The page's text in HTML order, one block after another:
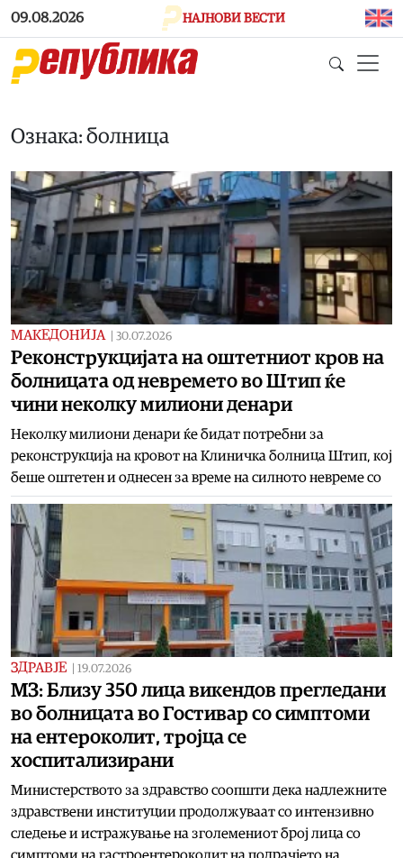
Skip to main content
09.08.2026 НАЈНОВИ ВЕСТИ
Ознака: болница
МАКЕДОНИЈА 30.07.2026
Реконструкцијата на оштетниот кров на
болницата од невремето во Штип ќе
чини неколку милиони денари
Неколку милиони денари ќе бидат потребни за
реконструкција на кровот на Клиничка болница Штип, кој
беше оштетен и однесен за време на силното невреме со
ЗДРАВЈЕ 19.07.2026
МЗ: Близу 350 лица викендов прегледани
во болницата во Гостивар со симптоми
на ентероколит, тројца се
хоспитализирани
Министерството за здравство соопшти дека надлежните
здравствени институции продолжуваат со интензивно
следење и истражување на зголемениот број лица со